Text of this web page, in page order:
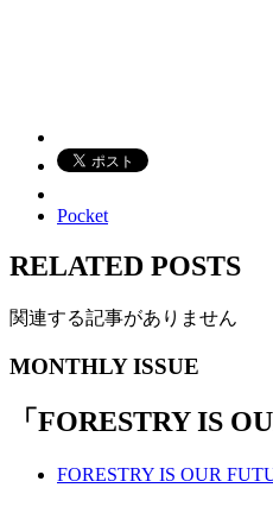
Pocket
RELATED POSTS
関連する記事がありません
MONTHLY ISSUE
「 FORESTRY IS
FORESTRY IS OUR